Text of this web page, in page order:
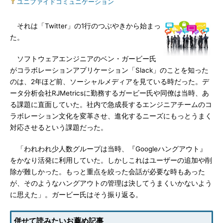
それは「Twitter」の1行のつぶやきから始まっ
た。
ソフトウェアエンジニアのベン・ガービー氏
がコラボレーションアプリケーション「Slack」のことを知った
のは、2年ほど前、ソーシャルメディアを見ている時だった。デ
ータ分析会社RJMetricsに勤務するガービー氏や同僚は当時、あ
る課題に直面していた。社内で急成長するエンジニアチームのコ
ラボレーション文化を変革させ、進化するニーズにもっとうまく
対応させるという課題だった。
「われわれ少人数グループは当時、『Googleハングアウト』
をかなり活発に利用していた。しかしこれはユーザーの追加や削
除が難しかった。もっと重点を絞った会話が必要な時もあった
が、そのようなハングアウトの管理は決してうまくいかないよう
に思えた」。ガービー氏はそう振り返る。
併せて読みたいお薦め記事